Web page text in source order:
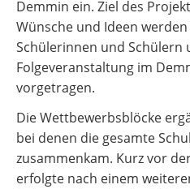
Demmin ein. Ziel des
Wünsche und Ideen
Schülerinnen und Schülern
Folgeveranstaltung im
vorgetragen.
Die Wettbewerbsblöcke
bei denen die gesamte
zusammenkam. Kurz vor
erfolgte nach einem